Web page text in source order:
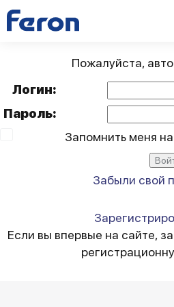
Пожалуйста,
Логин:
Пароль:
Запомнить меня
Забыли свой
Если вы впервые на сайте,